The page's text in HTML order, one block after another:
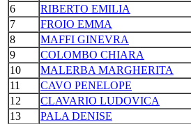
6
RIBERTO EMILIA
7
FROIO EMMA
8
MAFFI GINEVRA
9
COLOMBO CHIARA
10
MALERBA MARGHERITA
11
CAVO PENELOPE
12
CLAVARIO LUDOVICA
13
PALA DENISE